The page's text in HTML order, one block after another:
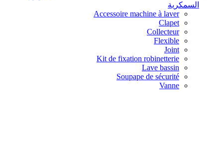
السمكرية
Accessoire machine à laver
Clapet
Collecteur
Flexible
Joint
Kit de fixation robinetterie
Lave bassin
Soupape de sécurité
Vanne